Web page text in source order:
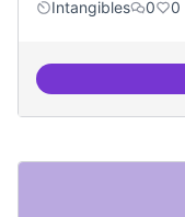
Intangibles
0 0